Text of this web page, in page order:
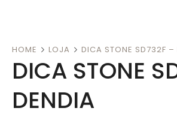
HOME LOJA DICA STONE SD732F –
DICA STONE
DENDIA